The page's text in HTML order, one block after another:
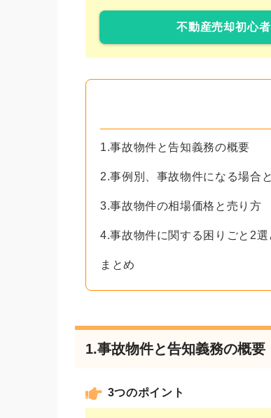
不動産売却初心
1.事故物件と告知義務の概要
2.事例別、事故物件になる場合
3.事故物件の相場価格と売り方
4.事故物件に関する困りごと2
まとめ
1.事故物件と告知義務の概要
3つのポイント